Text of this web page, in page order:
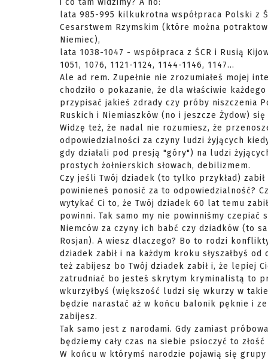
i co tam widzimy? A no:
lata 985-995 kilkukrotna współpraca Polski z
Cesarstwem Rzymskim (które można
Niemiec),
lata 1038-1047 - współpraca z ŚCR i Rusią
1051, 1076, 1121-1124, 1144-1146, 1147...
Ale ad rem. Zupełnie nie zrozumiałeś mojej
chodziło o pokazanie, że dla właściwie
przypisać jakieś zdrady czy próby niszczenia
Ruskich i Niemiaszków (no i jeszcze Żydow)
Widzę też, że nadal nie rozumiesz, że
odpowiedzialności za czyny ludzi żyjących
gdy działali pod presją "góry") na ludzi
prostych żołnierskich słowach, debilizmem.
Czy jeśli Twój dziadek (to tylko przykład) zabił
powinieneś ponosić za to odpowiedzialność?
wytykać Ci to, że Twój dziadek 60 lat temu
powinni. Tak samo my nie powinniśmy czepiać
Niemców za czyny ich babć czy dziadków (to
Rosjan). A wiesz dlaczego? Bo to rodzi
dziadek zabił i na każdym kroku słyszałbyś od
też zabijesz bo Twój dziadek zabił i, że lepiej
zatrudniać bo jesteś skrytym kryminalistą to
wkurzyłbyś (większość ludzi się wkurzy w
będzie narastać aż w końcu balonik pęknie i
zabijesz.
Tak samo jest z narodami. Gdy zamiast
będziemy cały czas na siebie psioczyć to
W końcu w którymś narodzie pojawią się grupy